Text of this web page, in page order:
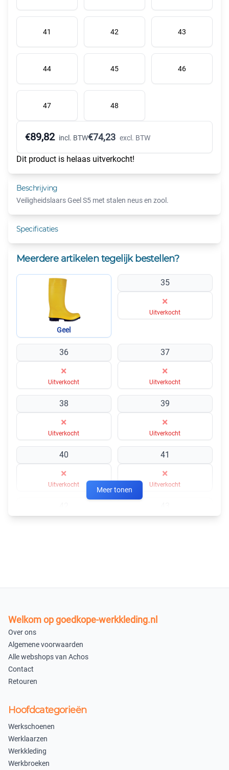
41 42 43
44 45 46
47 48
€89,82 incl. BTW€74,23 excl. BTW
Dit product is helaas uitverkocht!
Beschrijving
Veiligheidslaars Geel S5 met stalen neus en zool.
Specificaties
Meerdere artikelen tegelijk bestellen?
Geel
35
×
Uitverkocht
36
×
Uitverkocht
37
×
Uitverkocht
38
×
Uitverkocht
39
×
Uitverkocht
40
×
Uitverkocht
41
×
Uitverkocht
Uitverkocht Uitverkocht
×
48
In winkelmandje
Meer tonen
Welkom op goedkope-werkkleding.nl
Over ons
Algemene voorwaarden
Alle webshops van Achos
Contact
Retouren
Hoofdcategorieën
Werkschoenen
Werklaarzen
Werkkleding
Werkbroeken